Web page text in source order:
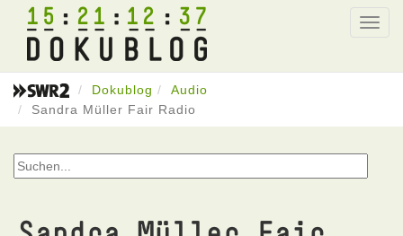
15 21 12 37
Dokublog
Audio
Sandra Müller Fair Radio